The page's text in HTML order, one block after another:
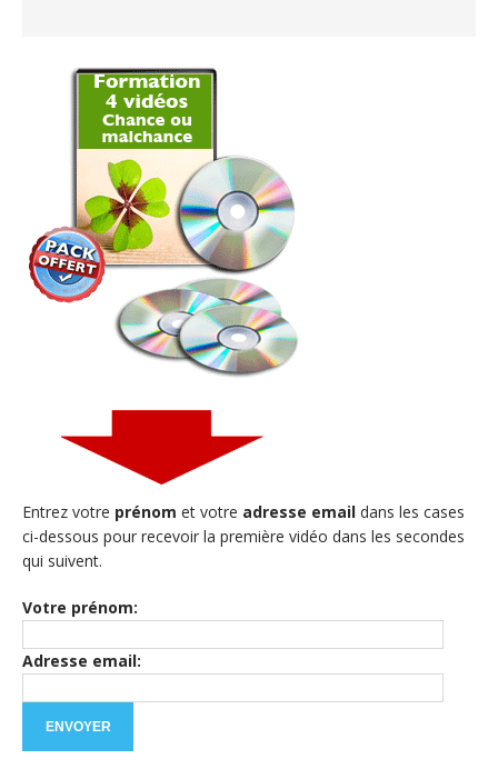
Entrez votre prénom et votre adresse email dans les cases
ci-dessous pour recevoir la première vidéo dans les secondes
qui suivent.
Votre prénom:
Adresse email: